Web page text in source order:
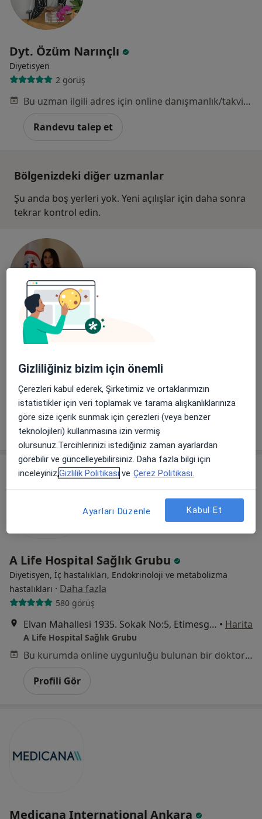
Dyt. Özüm Narınçlı
Diyetisyen
2 görüş
Bu uzman ilgili adres için online danışmanlık/takvim sunmuyor.
Randevu talep et
Bölgenizdeki diğer uzmanlar
Şu anda boş yerleri yok. Yeni açılışlar için daha sonra
tekrar kontrol edin.
Dyt. Tuba Kaygusuz
Özel 100. Yıl Hastanesi
Randevu talep et
A Life Hospital Sağlık Grubu
Diyetisyen, İç hastalıkları, Endokrinoloji ve metabolizma
hastalıkları · Daha fazla
580 görüş
Elvan Mahallesi 1935. Sokak No:5, Etimesgut • Harita
A Life Hospital Sağlık Grubu
Bu kurumda online uygunluğu bulunan bir doktor veya uzman bulunamadı
Profili Gör
Medicana International Ankara
Gizliliğiniz bizim için önemli
Çerezleri kabul ederek, Şirketimiz ve ortaklarımızın
istatistikler için veri toplamak ve tarama alışkanlıklarınıza
göre size içerik sunmak için çerezleri (veya benzer
teknolojileri) kullanmasına izin vermiş
olursunuz.Tercihlerinizi istediğiniz zaman ayarlardan
görebilir ve güncelleyebilirsiniz. Daha fazla bilgi için
inceleyiniz,Gizlilik Politikası ve Çerez Politikası.
Ayarları Düzenle Kabul Et